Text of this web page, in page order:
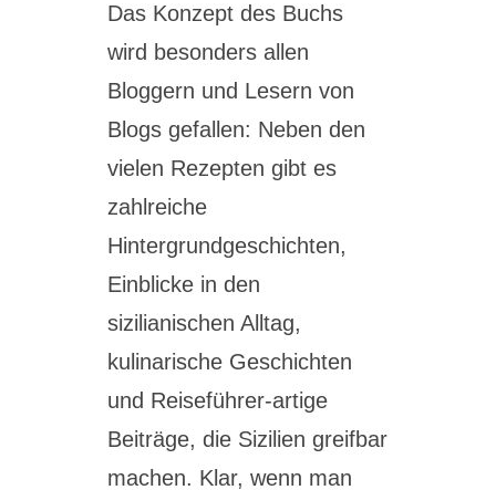
Das Konzept des Buchs
wird besonders allen
Bloggern und Lesern von
Blogs gefallen: Neben den
vielen Rezepten gibt es
zahlreiche
Hintergrundgeschichten,
Einblicke in den
sizilianischen Alltag,
kulinarische Geschichten
und Reiseführer-artige
Beiträge, die Sizilien greifbar
machen. Klar, wenn man